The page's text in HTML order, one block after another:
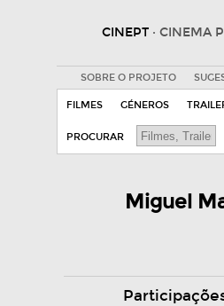
CINEPT · CINEMA
SOBRE O PROJETO
FILMES GÉNEROS
PROCURAR
Miguel